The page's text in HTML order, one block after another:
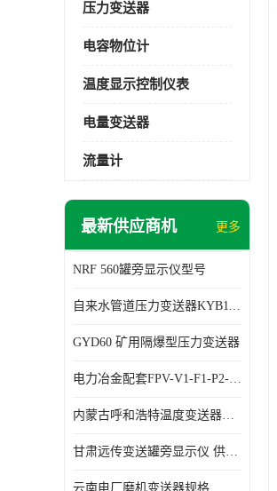
压力变送器
电容物位计
温度显示控制仪表
电量变送器
流量计
最新供应商机 更多
NRF 560罐旁显示仪型号
自来水管道压力变送器KYB11G03M2型号 使用方便
GYD60 矿用隔爆型压力变送器
电力冶金配套FPV-V1-F1-P2-03电压变送器
内蒙古呼和浩特温度变送器配套罐旁显示仪供应 性能稳定
甘肃远传变送罐旁显示仪 供应及时
云南电厂磨机变送器规格